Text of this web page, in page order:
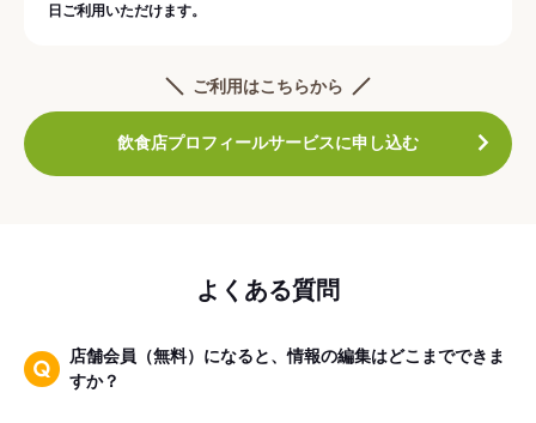
日ご利用いただけます。
ご利用はこちらから
飲食店プロフィールサービスに申し込む
よくある質問
店舗会員（無料）になると、情報の編集はどこまでできま
すか？